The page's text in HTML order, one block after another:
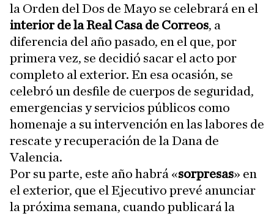
la Orden del Dos de Mayo se celebrará en el
interior de la Real Casa de Correos, a
diferencia del año pasado, en el que, por
primera vez, se decidió sacar el acto por
completo al exterior. En esa ocasión, se
celebró un desfile de cuerpos de seguridad,
emergencias y servicios públicos como
homenaje a su intervención en las labores de
rescate y recuperación de la Dana de
Valencia.
Por su parte, este año habrá «sorpresas» en
el exterior, que el Ejecutivo prevé anunciar
la próxima semana, cuando publicará la